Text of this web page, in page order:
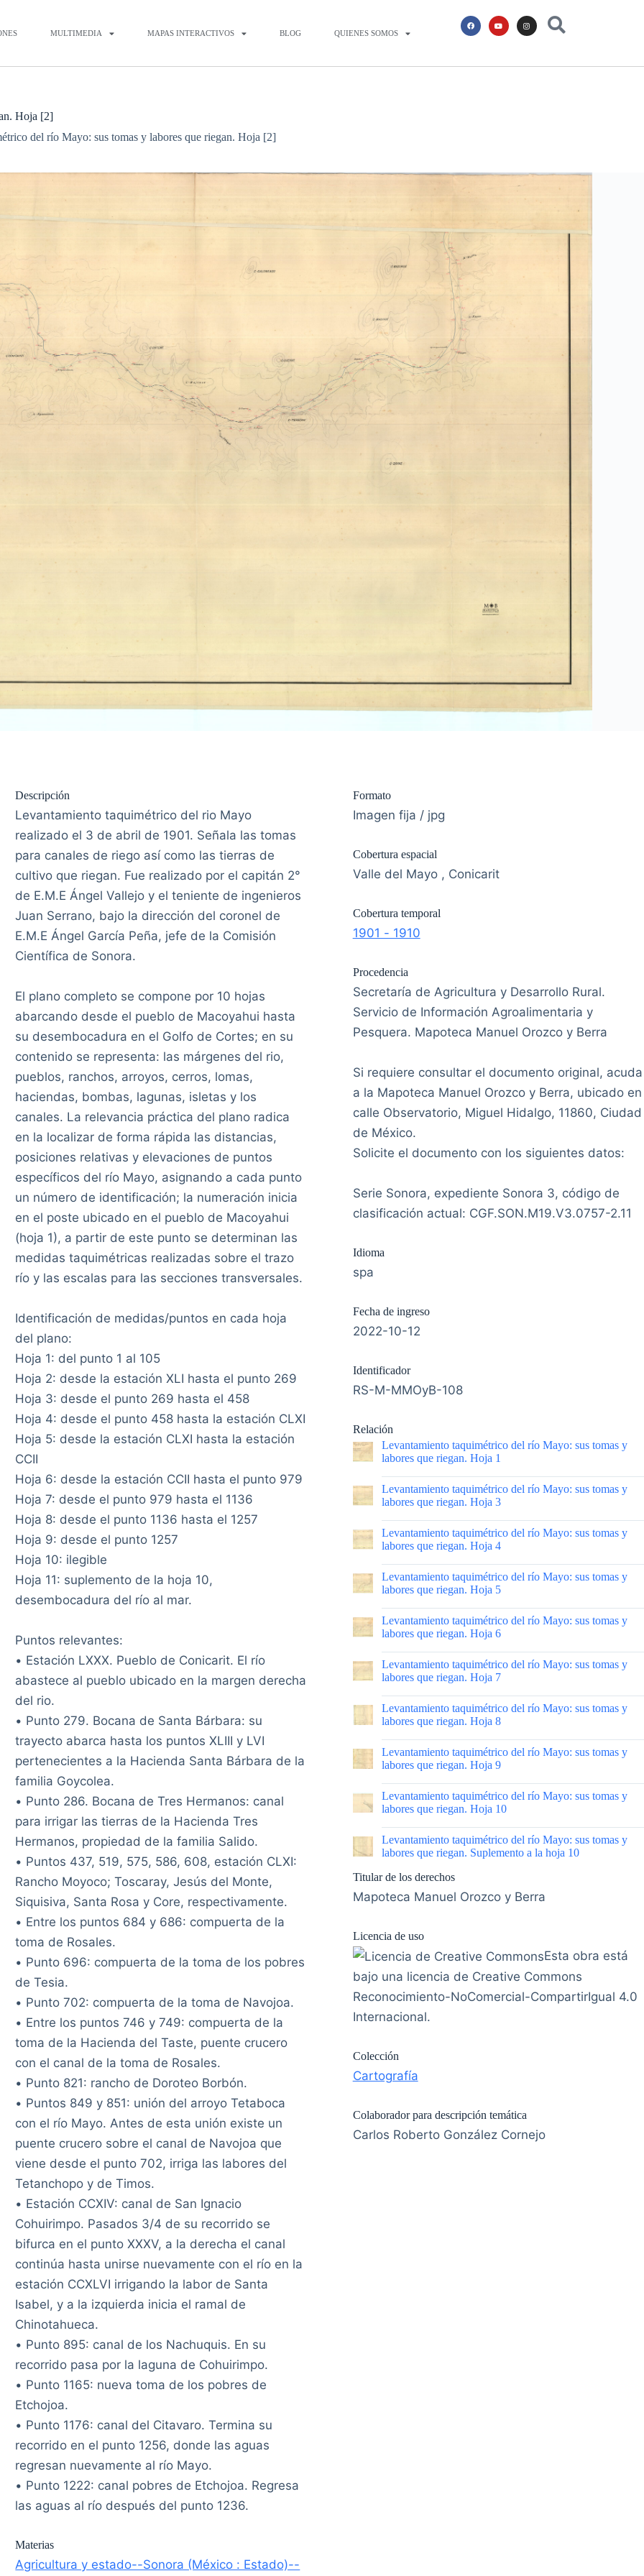
MULTIMEDIA MAPAS INTERACTIVOS BLOG QUIENES SOMOS
Hoja [2]
del río Mayo: sus tomas y labores que riegan. Hoja [2]
Descripción
Levantamiento taquimétrico del rio Mayo
realizado el 3 de abril de 1901. Señala las tomas
para canales de riego así como las tierras de
cultivo que riegan. Fue realizado por el capitán 2°
de E.M.E Ángel Vallejo y el teniente de ingenieros
Juan Serrano, bajo la dirección del coronel de
E.M.E Ángel García Peña, jefe de la Comisión
Científica de Sonora.
El plano completo se compone por 10 hojas
abarcando desde el pueblo de Macoyahui hasta
su desembocadura en el Golfo de Cortes; en su
contenido se representa: las márgenes del rio,
pueblos, ranchos, arroyos, cerros, lomas,
haciendas, bombas, lagunas, isletas y los
canales. La relevancia práctica del plano radica
en la localizar de forma rápida las distancias,
posiciones relativas y elevaciones de puntos
específicos del río Mayo, asignando a cada punto
un número de identificación; la numeración inicia
en el poste ubicado en el pueblo de Macoyahui
(hoja 1), a partir de este punto se determinan las
medidas taquimétricas realizadas sobre el trazo
río y las escalas para las secciones transversales.
Identificación de medidas/puntos en cada hoja
del plano:
Hoja 1: del punto 1 al 105
Hoja 2: desde la estación XLI hasta el punto 269
Hoja 3: desde el punto 269 hasta el 458
Hoja 4: desde el punto 458 hasta la estación CLXI
Hoja 5: desde la estación CLXI hasta la estación
CCII
Hoja 6: desde la estación CCII hasta el punto 979
Hoja 7: desde el punto 979 hasta el 1136
Hoja 8: desde el punto 1136 hasta el 1257
Hoja 9: desde el punto 1257
Hoja 10: ilegible
Hoja 11: suplemento de la hoja 10,
desembocadura del río al mar.
Puntos relevantes:
• Estación LXXX. Pueblo de Conicarit. El río
abastece al pueblo ubicado en la margen derecha
del rio.
• Punto 279. Bocana de Santa Bárbara: su
trayecto abarca hasta los puntos XLIII y LVI
pertenecientes a la Hacienda Santa Bárbara de la
familia Goycolea.
• Punto 286. Bocana de Tres Hermanos: canal
para irrigar las tierras de la Hacienda Tres
Hermanos, propiedad de la familia Salido.
• Puntos 437, 519, 575, 586, 608, estación CLXI:
Rancho Moyoco; Toscaray, Jesús del Monte,
Siquisiva, Santa Rosa y Core, respectivamente.
• Entre los puntos 684 y 686: compuerta de la
toma de Rosales.
• Punto 696: compuerta de la toma de los pobres
de Tesia.
• Punto 702: compuerta de la toma de Navojoa.
• Entre los puntos 746 y 749: compuerta de la
toma de la Hacienda del Taste, puente crucero
con el canal de la toma de Rosales.
• Punto 821: rancho de Doroteo Borbón.
• Puntos 849 y 851: unión del arroyo Tetaboca
con el río Mayo. Antes de esta unión existe un
puente crucero sobre el canal de Navojoa que
viene desde el punto 702, irriga las labores del
Tetanchopo y de Timos.
• Estación CCXIV: canal de San Ignacio
Cohuirimpo. Pasados 3/4 de su recorrido se
bifurca en el punto XXXV, a la derecha el canal
continúa hasta unirse nuevamente con el río en la
estación CCXLVI irrigando la labor de Santa
Isabel, y a la izquierda inicia el ramal de
Chinotahueca.
• Punto 895: canal de los Nachuquis. En su
recorrido pasa por la laguna de Cohuirimpo.
• Punto 1165: nueva toma de los pobres de
Etchojoa.
• Punto 1176: canal del Citavaro. Termina su
recorrido en el punto 1256, donde las aguas
regresan nuevamente al río Mayo.
• Punto 1222: canal pobres de Etchojoa. Regresa
las aguas al río después del punto 1236.
Materias
Agricultura y estado--Sonora (México : Estado)--
Formato
Imagen fija / jpg
Cobertura espacial
Valle del Mayo , Conicarit
Cobertura temporal
1901 - 1910
Procedencia
Secretaría de Agricultura y Desarrollo Rural.
Servicio de Información Agroalimentaria y
Pesquera. Mapoteca Manuel Orozco y Berra
Si requiere consultar el documento original, acuda
a la Mapoteca Manuel Orozco y Berra, ubicado en
calle Observatorio, Miguel Hidalgo, 11860, Ciudad
de México.
Solicite el documento con los siguientes datos:
Serie Sonora, expediente Sonora 3, código de
clasificación actual: CGF.SON.M19.V3.0757-2.11
Idioma
spa
Fecha de ingreso
2022-10-12
Identificador
RS-M-MMOyB-108
Relación
Levantamiento taquimétrico del río Mayo: sus tomas y
labores que riegan. Hoja 1
|
Levantamiento taquimétrico del río Mayo: sus tomas y
labores que riegan. Hoja 3
|
Levantamiento taquimétrico del río Mayo: sus tomas y
labores que riegan. Hoja 4
|
Levantamiento taquimétrico del río Mayo: sus tomas y
labores que riegan. Hoja 5
|
Levantamiento taquimétrico del río Mayo: sus tomas y
labores que riegan. Hoja 6
|
Levantamiento taquimétrico del río Mayo: sus tomas y
labores que riegan. Hoja 7
|
Levantamiento taquimétrico del río Mayo: sus tomas y
labores que riegan. Hoja 8
|
Levantamiento taquimétrico del río Mayo: sus tomas y
labores que riegan. Hoja 9
|
Levantamiento taquimétrico del río Mayo: sus tomas y
labores que riegan. Hoja 10
|
Levantamiento taquimétrico del río Mayo: sus tomas y
labores que riegan. Suplemento a la hoja 10
Titular de los derechos
Mapoteca Manuel Orozco y Berra
Licencia de uso
Esta obra está
bajo una licencia de Creative Commons
Reconocimiento-NoComercial-CompartirIgual 4.0
Internacional.
Colección
Cartografía
Colaborador para descripción temática
Carlos Roberto González Cornejo